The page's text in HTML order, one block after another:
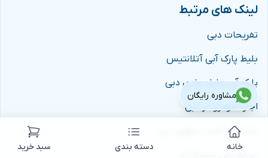
لینک های مرتبط
تفریحات دبی
بلیط پارک آبی آتلانتیس
پارک آبی وایلد وادی دبی
اجاره خودرو در دبی
بلیط تور گشت شهری دبی
مشاوره رایگان
خانه دسته بندی سبد خرید